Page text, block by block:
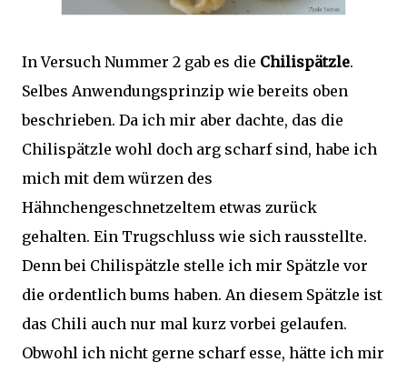
In Versuch Nummer 2 gab es die Chilispätzle.
Selbes Anwendungsprinzip wie bereits oben
beschrieben. Da ich mir aber dachte, das die
Chilispätzle wohl doch arg scharf sind, habe ich
mich mit dem würzen des
Hähnchengeschnetzeltem etwas zurück
gehalten. Ein Trugschluss wie sich rausstellte.
Denn bei Chilispätzle stelle ich mir Spätzle vor
die ordentlich bums haben. An diesem Spätzle ist
das Chili auch nur mal kurz vorbei gelaufen.
Obwohl ich nicht gerne scharf esse, hätte ich mir